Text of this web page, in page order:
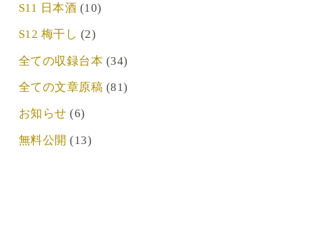
S11 日本酒 (10)
S12 梅干し (2)
全ての収録台本 (34)
全ての文章原稿 (81)
お知らせ (6)
無料公開 (13)